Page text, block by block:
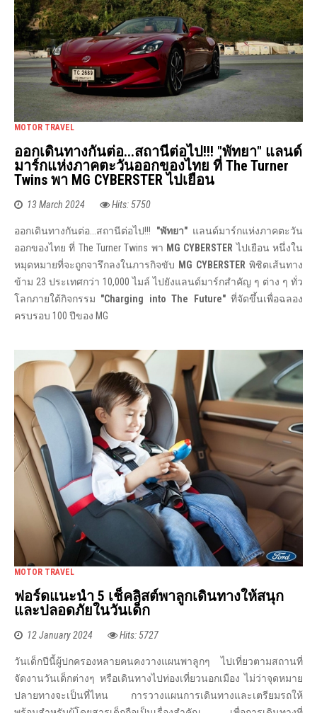
MOTOR TRAVEL
ออกเดินทางกันต่อ...สถานีต่อไป!!! "พัทยา" แลนด์
มาร์กแห่งภาคตะวันออกของไทย ที่ The Turner
Twins พา MG CYBERSTER ไปเยือน
13 March 2024 Hits: 5750
ออกเดินทางกันต่อ...สถานีต่อไป!!! "พัทยา"แลนด์มาร์กแห่งภาคตะวัน
ออกของไทย ที่ The Turner Twins พา MG CYBERSTER ไปเยือน หนึ่งใน
หมุดหมายที่จะถูกจารึกลงในภารกิจขับ MG CYBERSTER พิชิตเส้นทาง
ข้าม 23 ประเทศกว่า 10,000 ไมล์ ไปยังแลนด์มาร์กสำคัญ ๆ ต่าง ๆ ทั่ว
โลกภายใต้กิจกรรม "Charging into The Future"ที่จัดขึ้นเพื่อฉลอง
ครบรอบ 100 ปีของ MG
MOTOR TRAVEL
ฟอร์ดแนะนำ 5 เช็คลิสต์พาลูกเดินทางให้สนุก
และปลอดภัยในวันเด็ก
12 January 2024 Hits: 5727
วันเด็กปีนี้ผู้ปกครองหลายคนคงวางแผนพาลูกๆ ไปเที่ยวตามสถานที่
จัดงานวันเด็กต่างๆ หรือเดินทางไปท่องเที่ยวนอกเมือง ไม่ว่าจุดหมาย
ปลายทางจะเป็นที่ไหน การวางแผนการเดินทางและเตรียมรถให้